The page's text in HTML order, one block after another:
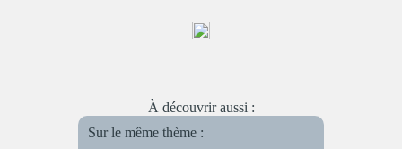
À découvrir aussi :
Sur le même thème :